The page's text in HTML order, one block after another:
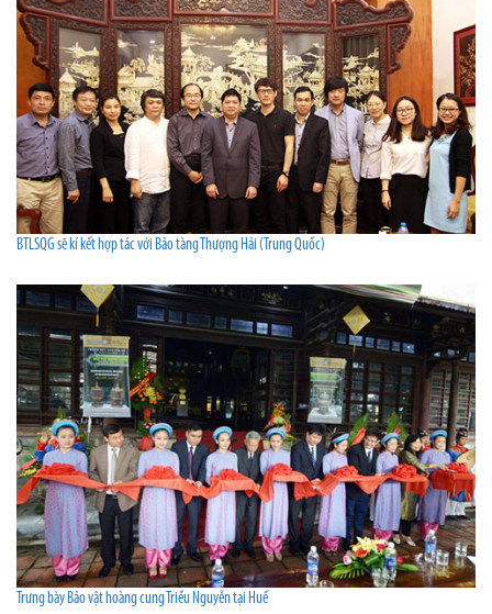
BTLSQG sẽ kí kết hợp tác với Bảo tàng Thượng Hải (Trung Quốc)
Trưng bày Bảo vật hoàng cung Triều Nguyễn tại Huế